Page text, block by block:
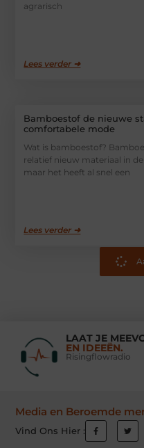
agrarisch
Lees verder ➜
Bamboestof de nieuwe
comfortabele mode
Wat is bamboestof?
relatief nieuw materiaal in
maar het heeft al snel een
Lees verder ➜
LAAT JE
EN IDEEËN.
Risingflowradio
Media en Beroemde
Vind Ons Hier :